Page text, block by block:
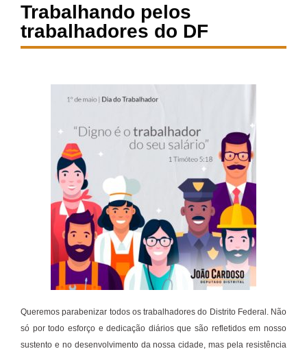
Trabalhando pelos
trabalhadores do DF
Queremos parabenizar todos os trabalhadores do Distrito Federal. Não
só por todo esforço e dedicação diários que são refletidos em nosso
sustento e no desenvolvimento da nossa cidade, mas pela resistência